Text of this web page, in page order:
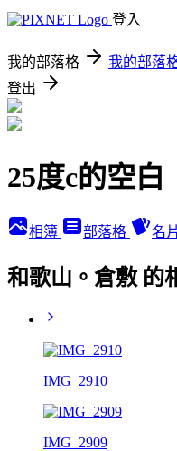
登入
我的部落格 我的部落
登出
25度c的空白
相簿 部落格 名片
和歌山。倉敷 的
IMG_2910
IMG_2909